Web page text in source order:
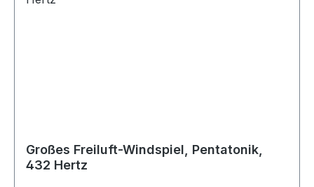
Großes Freiluft-Windspiel, Pentatonik,
432 Hertz